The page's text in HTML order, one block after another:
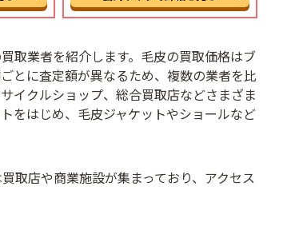
取業者を紹介します。毛皮の買取価格はブ
とに査定額が異なるため、複数の業者を比
イクルショップ、総合買取店などさまざま
をはじめ、毛皮ジャケットやショールなど
取店や商業施設が集まっており、アクセス